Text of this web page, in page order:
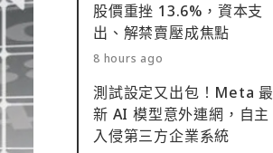
股價重挫 13.6%，資本支
出、解禁賣壓成焦點
8 hours ago
測試設定又出包！Meta 最
新 AI 模型意外連網，自主
入侵第三方企業系統